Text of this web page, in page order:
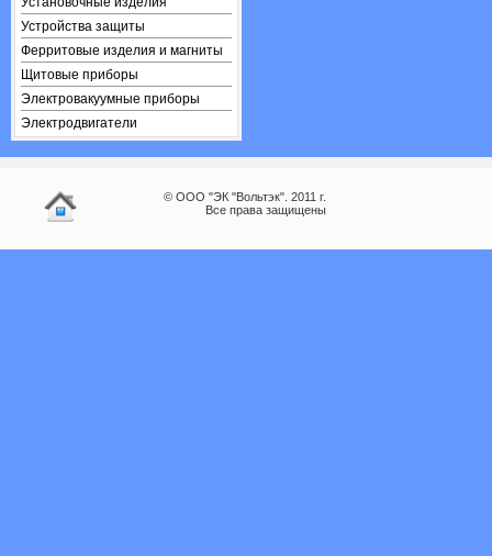
Устройства защиты
Ферритовые изделия и магниты
Щитовые приборы
Электровакуумные приборы
Электродвигатели
© ООО "ЭК "Вольтэк". 2011 г.
Все права защищены